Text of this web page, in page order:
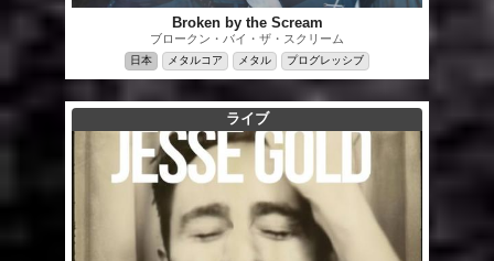
Broken by the Scream
ブロークン・バイ・ザ・スクリーム
日本 メタルコア メタル プログレッシブ
ライブ